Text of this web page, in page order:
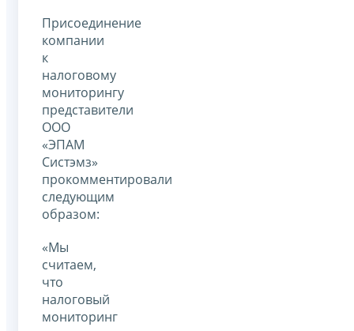
Присоединение
компании
к
налоговому
мониторингу
представители
ООО
«ЭПАМ
Систэмз»
прокомментировали
следующим
образом:
«Мы
считаем,
что
налоговый
мониторинг